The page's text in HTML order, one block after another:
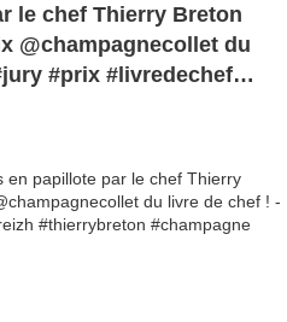
le chef Thierry Breton
@champagnecollet du
#prix #livredechef